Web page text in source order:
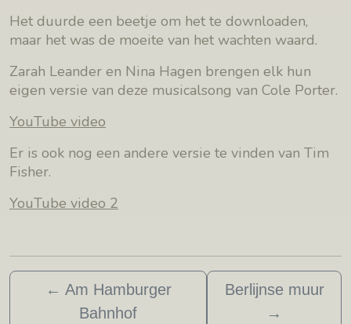
Het duurde een beetje om het te downloaden,
maar het was de moeite van het wachten waard.
Zarah Leander en Nina Hagen brengen elk hun
eigen versie van deze musicalsong van Cole Porter.
YouTube video
Er is ook nog een andere versie te vinden van Tim
Fisher.
YouTube video 2
← Am Hamburger
Bahnhof
Berlijnse muur
→